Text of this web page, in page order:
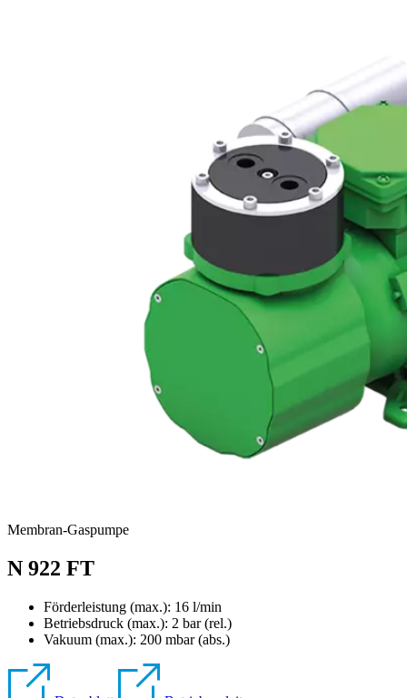
Membran-Gaspumpe
N 922 FT
Förderleistung (max.): 16 l/min
Betriebsdruck (max.): 2 bar (rel.)
Vakuum (max.): 200 mbar (abs.)